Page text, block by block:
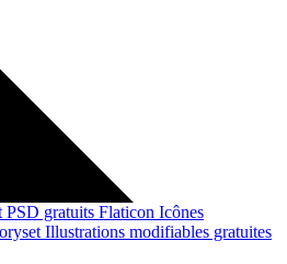
PSD gratuits Flaticon Icônes
Illustrations modifiables gratuites